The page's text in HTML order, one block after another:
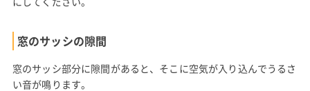
窓のサッシの隙間
窓のサッシ部分に隙間があると、そこに空気が入り込んでうるさ
い音が鳴ります。